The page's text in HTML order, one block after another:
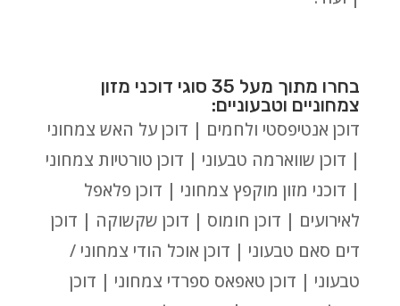
בחרו מתוך מעל 35 סוגי דוכני מזון
צמחוניים וטבעוניים:
דוכן אנטיפסטי ולחמים | דוכן על האש צמחוני
| דוכן שווארמה טבעוני | דוכן טורטיות צמחוני
| דוכני מזון מוקפץ צמחוני | דוכן פלאפל
לאירועים | דוכן חומוס | דוכן שקשוקה | דוכן
דים סאם טבעוני | דוכן אוכל הודי צמחוני /
טבעוני | דוכן טאפאס ספרדי צמחוני | דוכן